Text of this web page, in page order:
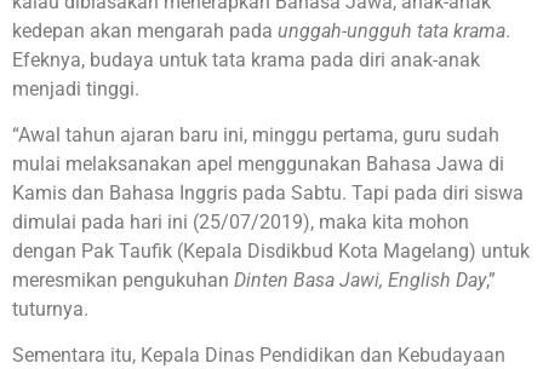
kedepan akan mengarah pada unggah-ungguh tata krama.
Efeknya, budaya untuk tata krama pada diri anak-anak
menjadi tinggi.
“Awal tahun ajaran baru ini, minggu pertama, guru sudah
mulai melaksanakan apel menggunakan Bahasa Jawa di
Kamis dan Bahasa Inggris pada Sabtu. Tapi pada diri siswa
dimulai pada hari ini (25/07/2019), maka kita mohon
dengan Pak Taufik (Kepala Disdikbud Kota Magelang) untuk
meresmikan pengukuhan Dinten Basa Jawi, English Day,”
tuturnya.
Sementara itu, Kepala Dinas Pendidikan dan Kebudayaan